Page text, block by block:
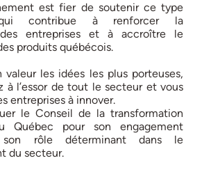
est fier de soutenir ce type
qui contribue à renforcer la
des entreprises et à accroître le
produits québécois.
les idées les plus porteuses,
à l’essor de tout le secteur et vous
entreprises à innover.
le Conseil de la transformation
Québec pour son engagement
rôle déterminant dans le
du secteur.